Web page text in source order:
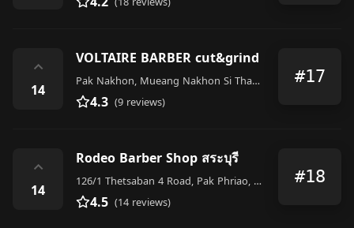
⌃
14
VOLTAIRE BARBER cut&grind
Pak Nakhon, Mueang Nakhon Si Thammarat District
4.3 (9 reviews)
#17
⌃
14
Rodeo Barber Shop สระบุรี
126/1 Thetsaban 4 Road, Pak Phriao, Mueang Saraburi District
4.5 (14 reviews)
#18